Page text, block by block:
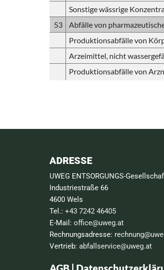
Sonstige wässrige
53
Abfälle von
Produktionsabfälle von
Arzeimittel, nicht
Produktionsabfälle von
ADRESSE
UWEG ENTSORGUNGS-
Industriestraße 66
4600 Wels
Tel.: +43 7242 46405
E-Mail: office@uweg.at
Rechnungsadresse:
Vertrieb: abfallservice@uweg.at